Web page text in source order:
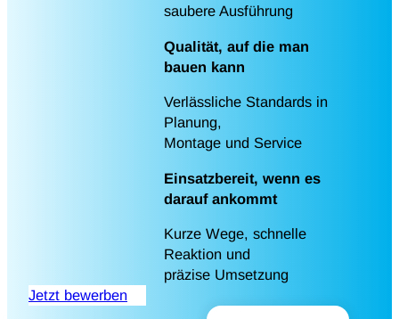
saubere Ausführung
Qualität, auf die man
bauen kann
Verlässliche Standards in
Planung,
Montage und Service
Einsatzbereit, wenn es
darauf ankommt
Kurze Wege, schnelle
Reaktion und
präzise Umsetzung
Jetzt bewerben